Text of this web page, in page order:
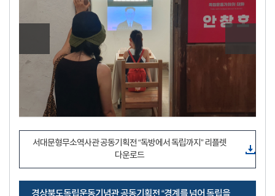
서대문형무소역사관 공동기획전 “독방에서 독립까지” 리플렛
다운로드